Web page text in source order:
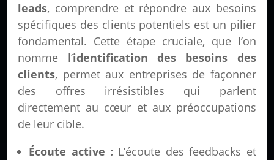
leads, comprendre et répondre aux besoins
spécifiques des clients potentiels est un pilier
fondamental. Cette étape cruciale, que l’on
nomme l’identification des besoins des
clients, permet aux entreprises de façonner
des offres irrésistibles qui parlent
directement au cœur et aux préoccupations
de leur cible.
Écoute active : L’écoute des feedbacks et